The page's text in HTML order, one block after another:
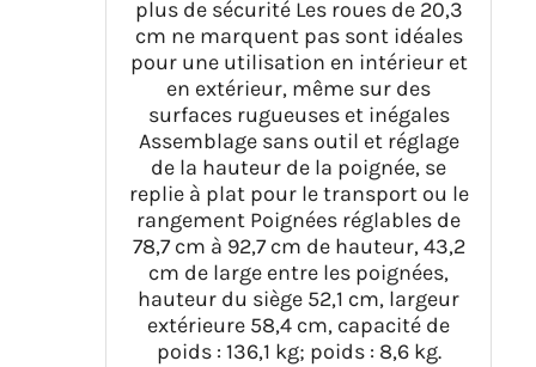
plus de sécurité Les roues de 20,3
cm ne marquent pas sont idéales
pour une utilisation en intérieur et
en extérieur, même sur des
surfaces rugueuses et inégales
Assemblage sans outil et réglage
de la hauteur de la poignée, se
replie à plat pour le transport ou le
rangement Poignées réglables de
78,7 cm à 92,7 cm de hauteur, 43,2
cm de large entre les poignées,
hauteur du siège 52,1 cm, largeur
extérieure 58,4 cm, capacité de
poids : 136,1 kg; poids : 8,6 kg.